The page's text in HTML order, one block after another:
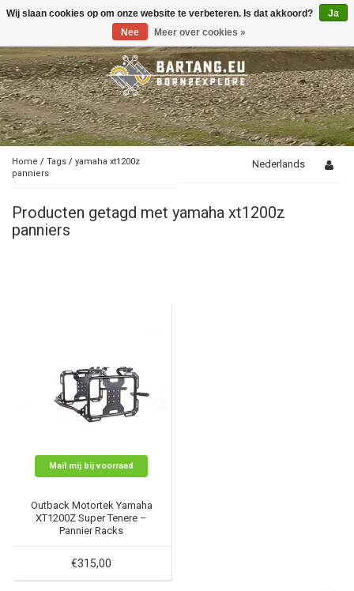
Toggle
Home / Tags / yamaha xt1200z
panniers
Nederlands
Producten getagd met yamaha xt1200z
panniers
Mail mij bij voorraad
Outback Motortek Yamaha
XT1200Z Super Tenere –
Pannier Racks
€315,00
Wij slaan cookies op om onze website te verbeteren. Is dat akkoord?
Ja
Nee
Meer over cookies »